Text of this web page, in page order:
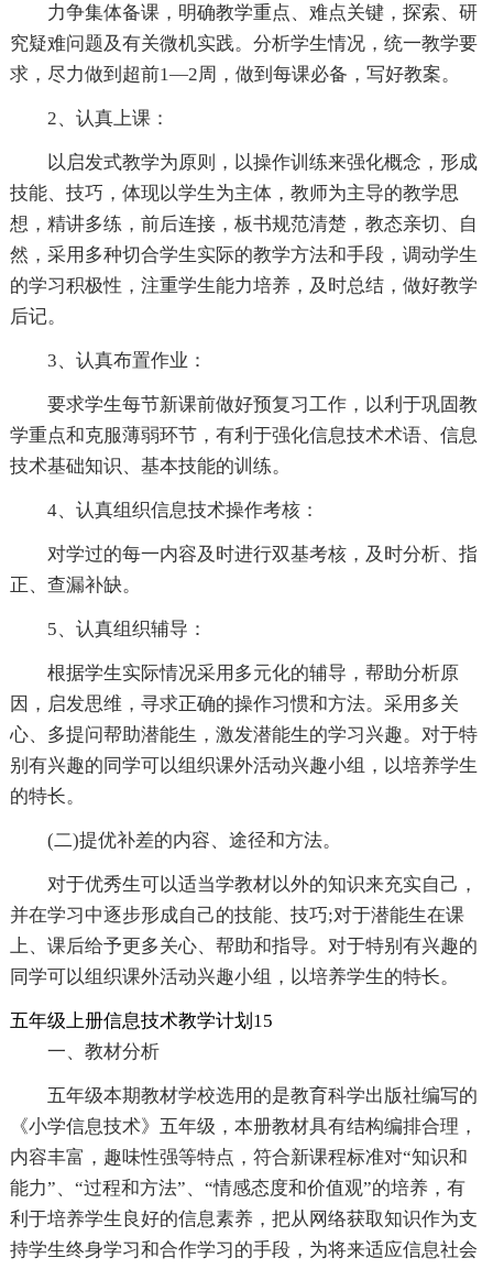
力争集体备课，明确教学重点、难点关键，探索、研
究疑难问题及有关微机实践。分析学生情况，统一教学要
求，尽力做到超前1—2周，做到每课必备，写好教案。
2、认真上课：
以启发式教学为原则，以操作训练来强化概念，形成
技能、技巧，体现以学生为主体，教师为主导的教学思
想，精讲多练，前后连接，板书规范清楚，教态亲切、自
然，采用多种切合学生实际的教学方法和手段，调动学生
的学习积极性，注重学生能力培养，及时总结，做好教学
后记。
3、认真布置作业：
要求学生每节新课前做好预复习工作，以利于巩固教
学重点和克服薄弱环节，有利于强化信息技术术语、信息
技术基础知识、基本技能的训练。
4、认真组织信息技术操作考核：
对学过的每一内容及时进行双基考核，及时分析、指
正、查漏补缺。
5、认真组织辅导：
根据学生实际情况采用多元化的辅导，帮助分析原
因，启发思维，寻求正确的操作习惯和方法。采用多关
心、多提问帮助潜能生，激发潜能生的学习兴趣。对于特
别有兴趣的同学可以组织课外活动兴趣小组，以培养学生
的特长。
(二)提优补差的内容、途径和方法。
对于优秀生可以适当学教材以外的知识来充实自己，
并在学习中逐步形成自己的技能、技巧;对于潜能生在课
上、课后给予更多关心、帮助和指导。对于特别有兴趣的
同学可以组织课外活动兴趣小组，以培养学生的特长。
五年级上册信息技术教学计划15
一、教材分析
五年级本期教材学校选用的是教育科学出版社编写的
《小学信息技术》五年级，本册教材具有结构编排合理，
内容丰富，趣味性强等特点，符合新课程标准对“知识和
能力”、“过程和方法”、“情感态度和价值观”的培养，有
利于培养学生良好的信息素养，把从网络获取知识作为支
持学生终身学习和合作学习的手段，为将来适应信息社会